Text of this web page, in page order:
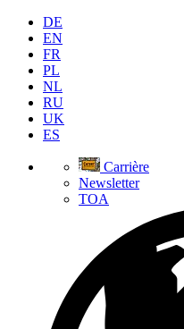
DE
EN
FR
PL
NL
RU
UK
ES
Carrière
Newsletter
TOA